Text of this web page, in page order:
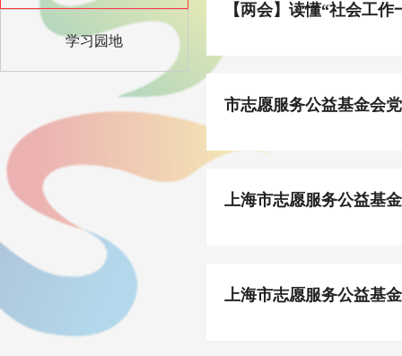
学习园地
【两会】读懂“社会工
市志愿服务公益基金会
上海市志愿服务公益基
上海市志愿服务公益基